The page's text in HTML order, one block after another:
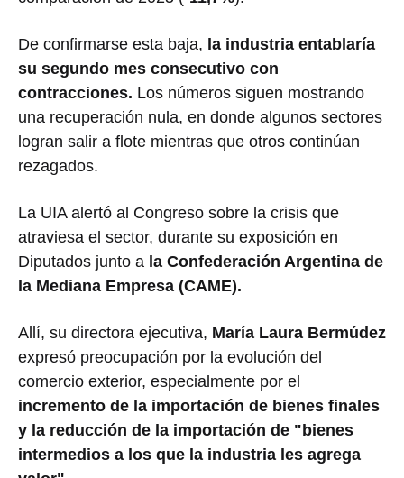
De confirmarse esta baja, la industria entablaría
su segundo mes consecutivo con
contracciones. Los números siguen mostrando
una recuperación nula, en donde algunos sectores
logran salir a flote mientras que otros continúan
rezagados.
La UIA alertó al Congreso sobre la crisis que
atraviesa el sector, durante su exposición en
Diputados junto a la Confederación Argentina de
la Mediana Empresa (CAME).
Allí, su directora ejecutiva, María Laura Bermúdez
expresó preocupación por la evolución del
comercio exterior, especialmente por el
incremento de la importación de bienes finales
y la reducción de la importación de "bienes
intermedios a los que la industria les agrega